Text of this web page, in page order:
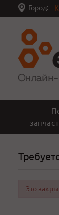
Город:
Это